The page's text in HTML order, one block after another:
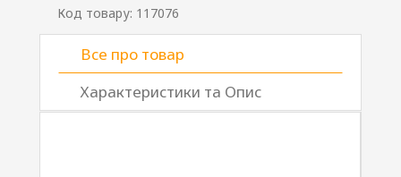
Код товару: 117076
Все про товар
Характеристики та Опис